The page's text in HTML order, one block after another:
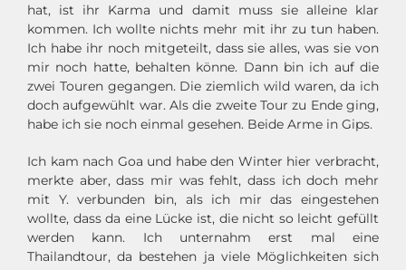
hat, ist ihr Karma und damit muss sie alleine klar
kommen. Ich wollte nichts mehr mit ihr zu tun haben.
Ich habe ihr noch mitgeteilt, dass sie alles, was sie von
mir noch hatte, behalten könne. Dann bin ich auf die
zwei Touren gegangen. Die ziemlich wild waren, da ich
doch aufgewühlt war. Als die zweite Tour zu Ende ging,
habe ich sie noch einmal gesehen. Beide Arme in Gips.
Ich kam nach Goa und habe den Winter hier verbracht,
merkte aber, dass mir was fehlt, dass ich doch mehr
mit Y. verbunden bin, als ich mir das eingestehen
wollte, dass da eine Lücke ist, die nicht so leicht gefüllt
werden kann. Ich unternahm erst mal eine
Thailandtour, da bestehen ja viele Möglichkeiten sich